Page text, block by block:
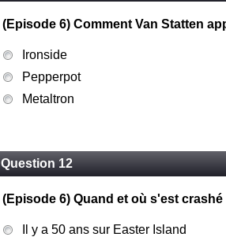
(Episode 6) Comment Van Statten
Ironside
Pepperpot
Metaltron
Question 12
(Episode 6) Quand et où s'est crashé
Il y a 50 ans sur Easter Island